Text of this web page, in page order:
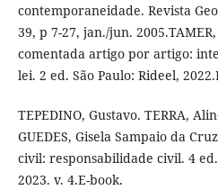
contemporaneidade. Revista
39, p 7-27, jan./jun.
comentada artigo por artigo:
lei. 2 ed. São Paulo: Rideel,
TEPEDINO, Gustavo. TERRA,
GUEDES, Gisela Sampaio da
civil: responsabilidade civil. 4
2023. v. 4.E-book.